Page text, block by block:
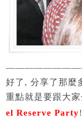
好了, 分享了那麼
重點就是要跟大
el Reserve Party